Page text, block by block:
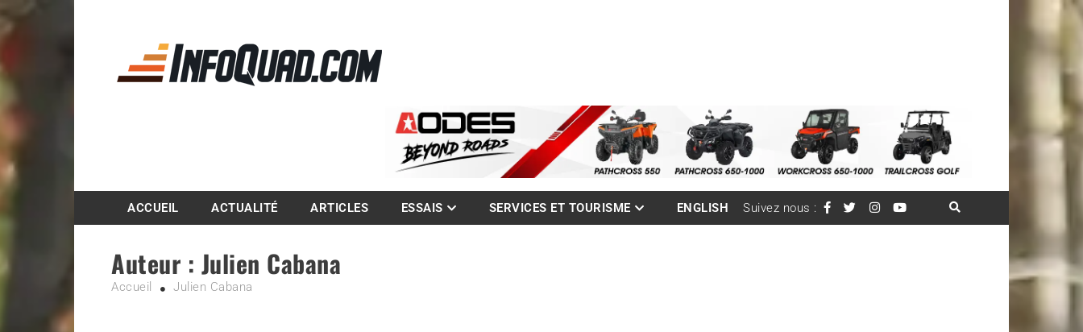
Magazine InfoQuad.com
ACCUEIL ACTUALITÉ ARTICLES ESSAIS SERVICES ET TOURISME ENGLISH Suivez nous :
Auteur : Julien Cabana
Accueil Julien Cabana